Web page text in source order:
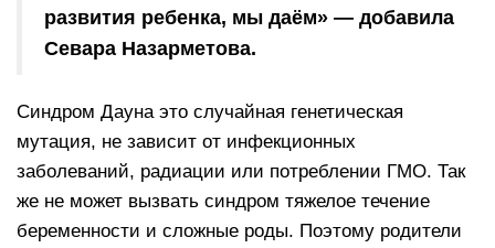
развития ребенка, мы даём» — добавила
Севара Назарметова.
Синдром Дауна это случайная генетическая
мутация, не зависит от инфекционных
заболеваний, радиации или потреблении ГМО. Так
же не может вызвать синдром тяжелое течение
беременности и сложные роды. Поэтому родители